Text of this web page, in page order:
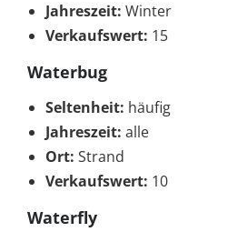
Jahreszeit: Winter
Verkaufswert: 15
Waterbug
Seltenheit: häufig
Jahreszeit: alle
Ort: Strand
Verkaufswert: 10
Waterfly